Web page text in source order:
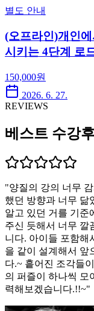
별도 안내
(오프라인)개인
시키는 4단계 로
150,000원
2026. 6. 27.
REVIEWS
베스트 수강후
"양질의 강의 너무
했던 방향과 너무 닮
알고 있던 거를 기준
주신 듯해서 너무 깔
니다. 아이들 포함해
을 같이 설계해서 앞
다.~ 흩어진 조각들
의 퍼즐이 하나씩 모
력해보겠습니다.!!~"